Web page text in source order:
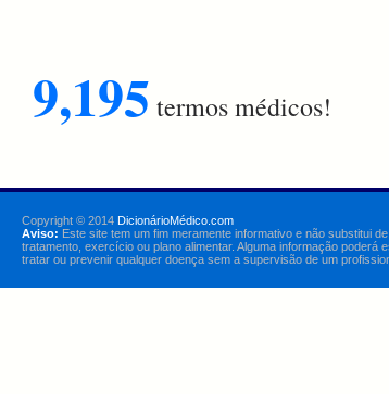
9,195 termos médicos!
Copyright © 2014 DicionárioMédico.com
Aviso: Este site tem um fim meramente informativo e não substitui
tratamento, exercício ou plano alimentar. Alguma informação poderá
tratar ou prevenir qualquer doença sem a supervisão de um